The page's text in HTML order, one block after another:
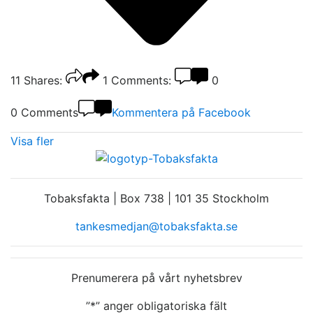
11 Shares: 1 Comments: 0
0 Comments Kommentera på Facebook
Visa fler
Tobaksfakta | Box 738 | 101 35 Stockholm
tankesmedjan@tobaksfakta.se
Prenumerera på vårt nyhetsbrev
”*” anger obligatoriska fält